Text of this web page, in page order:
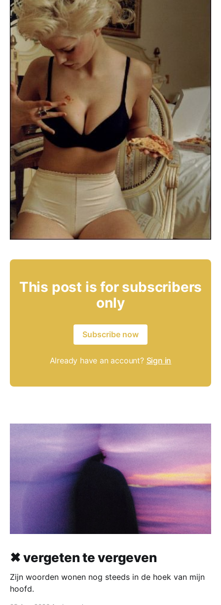
This post is for subscribers
only
Subscribe now
Already have an account? Sign in
✖ vergeten te vergeven
Zijn woorden wonen nog steeds in de hoek van mijn
hoofd.